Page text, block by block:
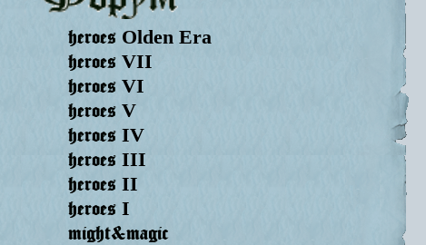
heroes Olden Era
heroes VII
heroes VI
heroes V
heroes IV
heroes III
heroes II
heroes I
might&magic